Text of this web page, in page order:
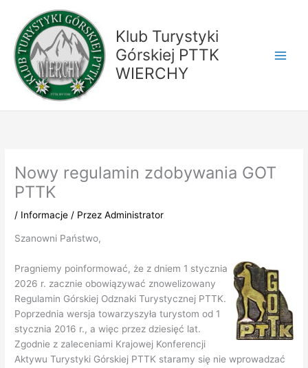
treści
Klub Turystyki
Górskiej PTTK
WIERCHY
Nowy regulamin zdobywania GOT
PTTK
/ Informacje / PrzezAdministrator
Szanowni Państwo,
Pragniemy poinformować, że z dniem 1 stycznia
2026 r. zacznie obowiązywać znowelizowany
Regulamin Górskiej Odznaki Turystycznej PTTK.
Poprzednia wersja towarzyszyła turystom od 1
stycznia 2016 r., a więc przez dziesięć lat.
Zgodnie z zaleceniami Krajowej Konferencji
Aktywu Turystyki Górskiej PTTK staramy się nie wprowadzać